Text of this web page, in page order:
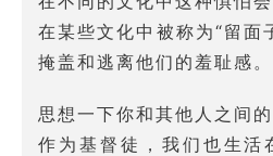
在某些文化中被称为“留面
掩盖和逃离他们的羞耻感。
思想一下你和其他人之间
作为基督徒，我们也生活